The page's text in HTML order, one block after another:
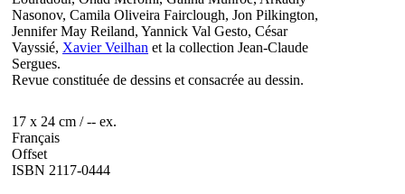
Nasonov, Camila Oliveira Fairclough, Jon Pilkington,
Jennifer May Reiland, Yannick Val Gesto, César
Vayssié, Xavier Veilhan et la collection Jean-Claude
Sergues.
Revue constituée de dessins et consacrée au dessin.
17 x 24 cm / -- ex.
Français
Offset
ISBN 2117-0444